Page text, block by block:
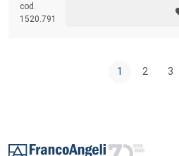
competenze eterogenei. Lo studio
pittogrammi per la comunicazione
cod.
1520.791
1 2 3